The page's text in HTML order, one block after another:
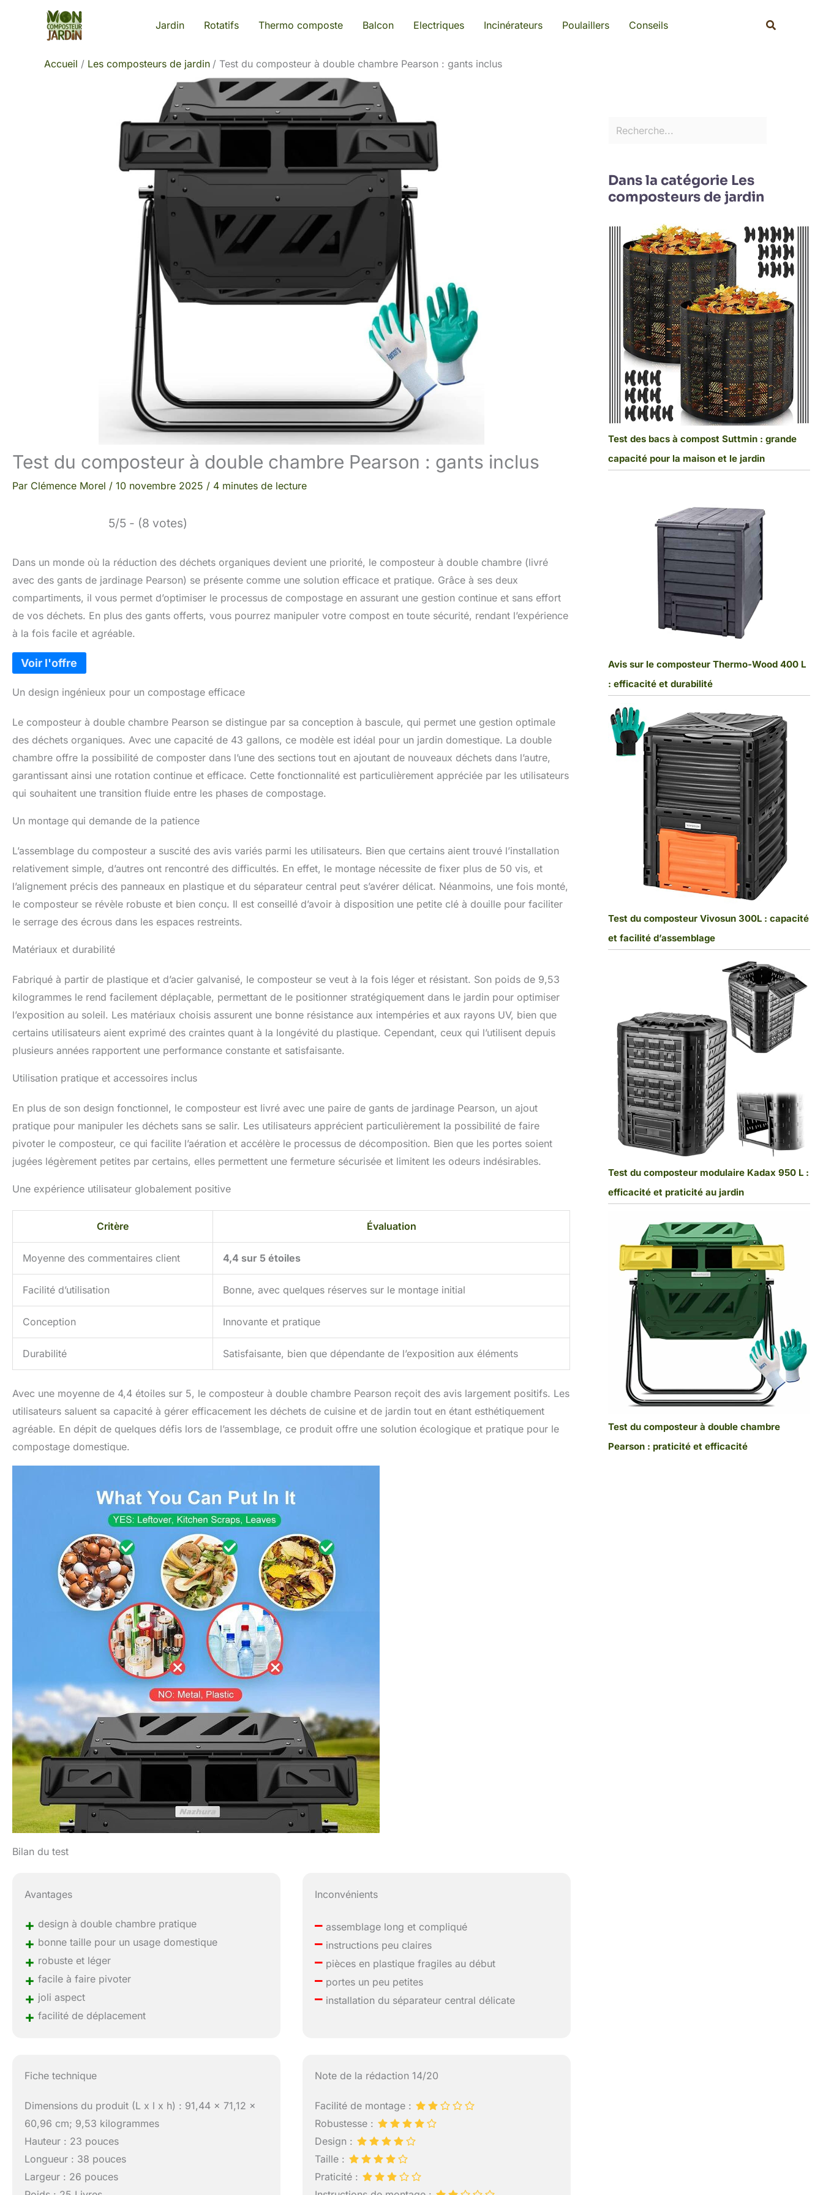
Jardin Rotatifs Thermo composte Balcon Electriques Incinérateurs Poulaillers Conseils
Accueil Les composteurs de jardin Test du composteur à double chambre Pearson : gants inclus
Test du composteur à double chambre Pearson : gants inclus
Par Clémence Morel / 10 novembre 2025 / 4 minutes de lecture
5/5 - (8 votes)
Dans un monde où la réduction des déchets organiques devient une priorité, le composteur à double chambre (livré
avec des gants de jardinage Pearson) se présente comme une solution efficace et pratique. Grâce à ses deux
compartiments, il vous permet d’optimiser le processus de compostage en assurant une gestion continue et sans effort
de vos déchets. En plus des gants offerts, vous pourrez manipuler votre compost en toute sécurité, rendant l’expérience
à la fois facile et agréable.
Un design ingénieux pour un compostage efficace
Le composteur à double chambre Pearson se distingue par sa conception à bascule, qui permet une gestion optimale
des déchets organiques. Avec une capacité de 43 gallons, ce modèle est idéal pour un jardin domestique. La double
chambre offre la possibilité de composter dans l’une des sections tout en ajoutant de nouveaux déchets dans l’autre,
garantissant ainsi une rotation continue et efficace. Cette fonctionnalité est particulièrement appréciée par les utilisateurs
qui souhaitent une transition fluide entre les phases de compostage.
Un montage qui demande de la patience
L’assemblage du composteur a suscité des avis variés parmi les utilisateurs. Bien que certains aient trouvé l’installation
relativement simple, d’autres ont rencontré des difficultés. En effet, le montage nécessite de fixer plus de 50 vis, et
l’alignement précis des panneaux en plastique et du séparateur central peut s’avérer délicat. Néanmoins, une fois monté,
le composteur se révèle robuste et bien conçu. Il est conseillé d’avoir à disposition une petite clé à douille pour faciliter
le serrage des écrous dans les espaces restreints.
Matériaux et durabilité
Fabriqué à partir de plastique et d’acier galvanisé, le composteur se veut à la fois léger et résistant. Son poids de 9,53
kilogrammes le rend facilement déplaçable, permettant de le positionner stratégiquement dans le jardin pour optimiser
l’exposition au soleil. Les matériaux choisis assurent une bonne résistance aux intempéries et aux rayons UV, bien que
certains utilisateurs aient exprimé des craintes quant à la longévité du plastique. Cependant, ceux qui l’utilisent depuis
plusieurs années rapportent une performance constante et satisfaisante.
Utilisation pratique et accessoires inclus
En plus de son design fonctionnel, le composteur est livré avec une paire de gants de jardinage Pearson, un ajout
pratique pour manipuler les déchets sans se salir. Les utilisateurs apprécient particulièrement la possibilité de faire
pivoter le composteur, ce qui facilite l’aération et accélère le processus de décomposition. Bien que les portes soient
jugées légèrement petites par certains, elles permettent une fermeture sécurisée et limitent les odeurs indésirables.
Une expérience utilisateur globalement positive
Critère Évaluation
Moyenne des commentaires client 4,4 sur 5 étoiles
Facilité d’utilisation Bonne, avec quelques réserves sur le montage initial
Conception Innovante et pratique
Durabilité Satisfaisante, bien que dépendante de l’exposition aux éléments
Avec une moyenne de 4,4 étoiles sur 5, le composteur à double chambre Pearson reçoit des avis largement positifs. Les
utilisateurs saluent sa capacité à gérer efficacement les déchets de cuisine et de jardin tout en étant esthétiquement
agréable. En dépit de quelques défis lors de l’assemblage, ce produit offre une solution écologique et pratique pour le
compostage domestique.
Bilan du test
Avantages
+ design à double chambre pratique
+ bonne taille pour un usage domestique
+ robuste et léger
+ facile à faire pivoter
+ joli aspect
+ facilité de déplacement
Inconvénients
– assemblage long et compliqué
– instructions peu claires
– pièces en plastique fragiles au début
– portes un peu petites
– installation du séparateur central délicate
Fiche technique
Dimensions du produit (L x l x h) : 91,44 x 71,12 x
60,96 cm; 9,53 kilogrammes
Hauteur : 23 pouces
Longueur : 38 pouces
Largeur : 26 pouces
Note de la rédaction 14/20
Facilité de montage :
Robustesse :
Design :
Taille :
Praticité :
Dans la catégorie Les
composteurs de jardin
Test des bacs à compost Suttmin : grande
capacité pour la maison et le jardin
Avis sur le composteur Thermo-Wood 400 L
: efficacité et durabilité
Test du composteur Vivosun 300L : capacité
et facilité d’assemblage
Test du composteur modulaire Kadax 950 L :
efficacité et praticité au jardin
Test du composteur à double chambre
Pearson : praticité et efficacité